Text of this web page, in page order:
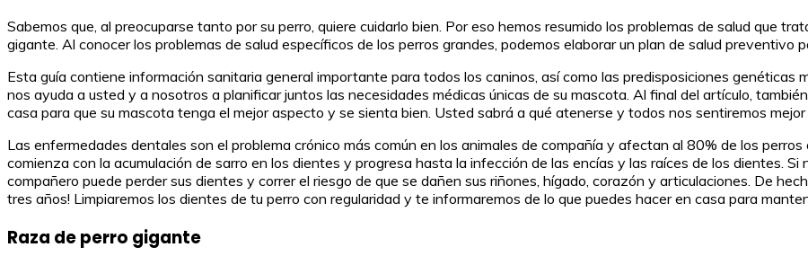
Sabemos que, al preocuparse tanto por su perro, quiere cuidarlo bien. Por eso hemos resumido los problemas de salud que
gigante. Al conocer los problemas de salud específicos de los perros grandes, podemos elaborar un plan de salud preventivo
Esta guía contiene información sanitaria general importante para todos los caninos, así como las predisposiciones
nos ayuda a usted y a nosotros a planificar juntos las necesidades médicas únicas de su mascota. Al final del artículo,
casa para que su mascota tenga el mejor aspecto y se sienta bien. Usted sabrá a qué atenerse y todos nos sentiremos
Las enfermedades dentales son el problema crónico más común en los animales de compañía y afectan al 80% de los
comienza con la acumulación de sarro en los dientes y progresa hasta la infección de las encías y las raíces de los dientes.
compañero puede perder sus dientes y correr el riesgo de que se dañen sus riñones, hígado, corazón y articulaciones. De
tres años! Limpiaremos los dientes de tu perro con regularidad y te informaremos de lo que puedes hacer en casa para
Raza de perro gigante